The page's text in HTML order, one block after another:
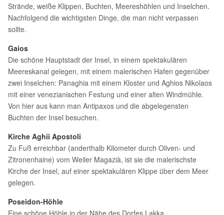
Strände, weiße Klippen, Buchten, Meereshöhlen und Inselchen.
Nachfolgend die wichtigsten Dinge, die man nicht verpassen
sollte.
Gaios
Die schöne Hauptstadt der Insel, in einem spektakulären
Meereskanal gelegen, mit einem malerischen Hafen gegenüber
zwei Inselchen: Panaghia mit einem Kloster und Aghios Nikolaos
mit einer venezianischen Festung und einer alten Windmühle.
Von hier aus kann man Antipaxos und die abgelegensten
Buchten der Insel besuchen.
Kirche Aghii Apostoli
Zu Fuß erreichbar (anderthalb Kilometer durch Oliven- und
Zitronenhaine) vom Weiler Magazià, ist sie die malerischste
Kirche der Insel, auf einer spektakulären Klippe über dem Meer
gelegen.
Poseidon-Höhle
Eine schöne Höhle in der Nähe des Dorfes Lakka.